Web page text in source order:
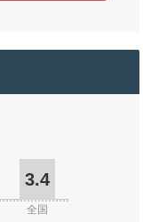
3.4
全国